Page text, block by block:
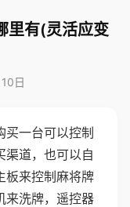
里有(灵活应变
日
一台可以控制
渠道，也可以自
板来控制麻将牌
来洗牌，遥控器